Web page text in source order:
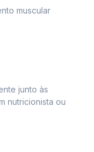
muscular
junto às
nutricionista ou